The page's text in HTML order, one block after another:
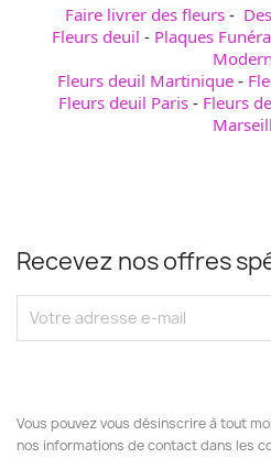
Faire livrer des fleurs-
Fleurs deuil - Plaques
Fleurs deuil Martinique-
Fleurs deuil Paris - Fleurs
Recevez nos offres
Vous pouvez vous désinscrire à tout
nos informations de contact dans les